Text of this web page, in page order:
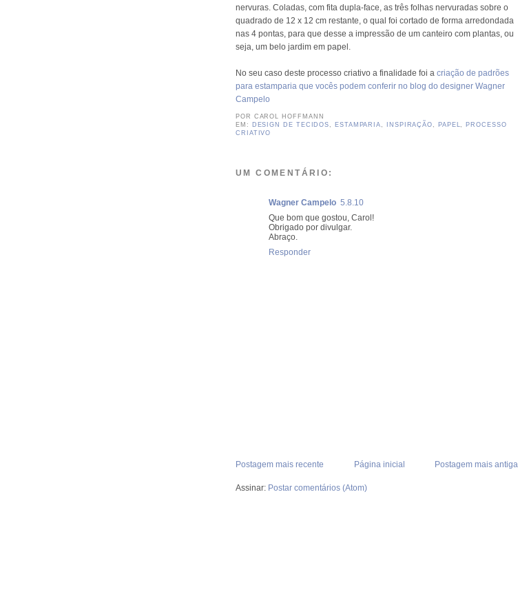
nervuras. Coladas, com fita dupla-face, as três folhas nervuradas sobre o
quadrado de 12 x 12 cm restante, o qual foi cortado de forma arredondada
nas 4 pontas, para que desse a impressão de um canteiro com plantas, ou
seja, um belo jardim em papel.
No seu caso deste processo criativo a finalidade foi a criação de padrões
para estamparia que vocês podem conferir no blog do designer Wagner
Campelo
POR CAROL HOFFMANN
EM:
DESIGN DE TECIDOS ESTAMPARIA INSPIRAÇÃO PAPEL
PROCESSO
CRIATIVO
UM COMENTÁRIO:
Wagner Campelo 5.8.10
Que bom que gostou, Carol!
Obrigado por divulgar.
Abraço.
Responder
Postagem mais recente Postagem mais antiga
Página inicial
Assinar: Postar comentários (Atom)